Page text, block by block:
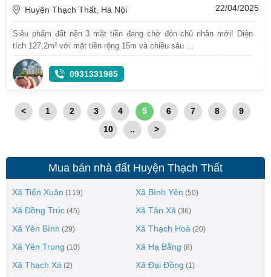
Huyện Thạch Thất, Hà Nội 22/04/2025
Siêu phẩm đất nền 3 mặt tiền đang chờ đón chủ nhân mới! Diện
tích 127,2m² với mặt tiền rộng 15m và chiều sâu ...
0931331985
< 1 2 3 4 5 6 7 8
9
10
.. >
Mua bán nhà đất Huyện Thạch Thất
Xã Tiến Xuân (119) Xã Bình Yên (50)
Xã Đồng Trúc (45) Xã Tân Xã (36)
Xã Yên Bình (29) Xã Thạch Hoà (20)
Xã Yên Trung (10) Xã Hạ Bằng (8)
Xã Thạch Xá (2) Xã Đại Đồng (1)